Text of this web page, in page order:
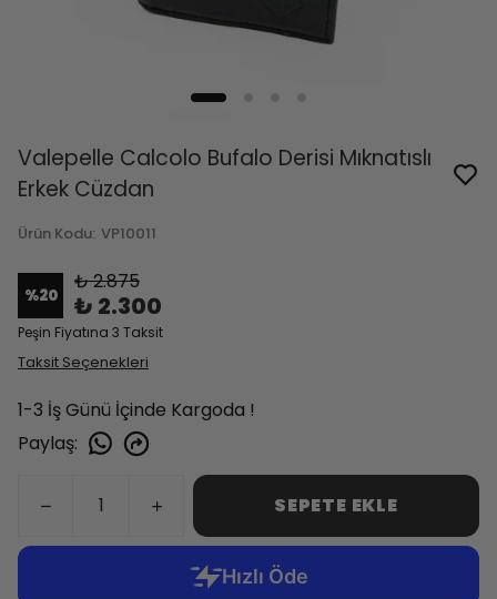
Valepelle Calcolo Bufalo Derisi Mıknatıslı
Erkek Cüzdan
Ürün Kodu: VP10011
%20
₺ 2.875
₺ 2.300
Peşin Fiyatına 3 Taksit
Taksit Seçenekleri
1-3 İş Günü İçinde Kargoda !
Paylaş:
SEPETE EKLE